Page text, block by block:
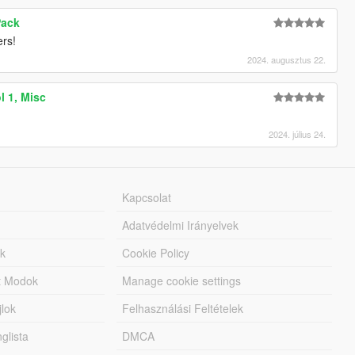
2024. augusztus 22.
1, Misc
2024. július 24.
Modok
Kapcsolat
Adatvédelmi Irányelvek
Cookie Policy
Manage cookie settings
Felhasználási Feltételek
DMCA